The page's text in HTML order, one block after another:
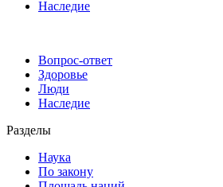
Наследие
Вопрос-ответ
Здоровье
Люди
Наследие
Разделы
Наука
По закону